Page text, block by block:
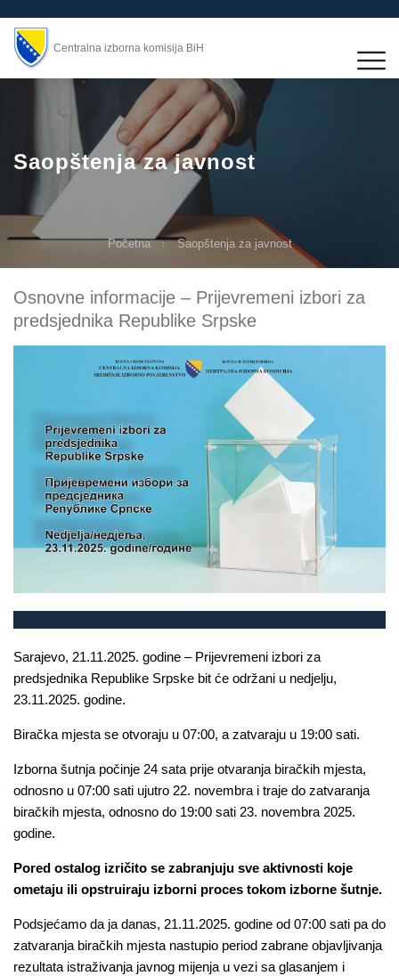
Centralna izborna komisija BiH
Saopštenja za javnost
Početna Saopštenja za javnost
Osnovne informacije – Prijevremeni izbori za
predsjednika Republike Srpske
Sarajevo, 21.11.2025. godine – Prijevremeni izbori za
predsjednika Republike Srpske bit će održani u nedjelju,
23.11.2025. godine.
Biračka mjesta se otvoraju u 07:00, a zatvaraju u 19:00 sati.
Izborna šutnja počinje 24 sata prije otvaranja biračkih mjesta,
odnosno u 07:00 sati ujutro 22. novembra i traje do zatvaranja
biračkih mjesta, odnosno do 19:00 sati 23. novembra 2025.
godine.
Pored ostalog izričito se zabranjuju sve aktivnosti koje
ometaju ili opstruiraju izborni proces tokom izborne šutnje.
Podsjećamo da ja danas, 21.11.2025. godine od 07:00 sati pa do
zatvaranja biračkih mjesta nastupio period zabrane objavljivanja
rezultata istraživanja javnog mijenja u vezi sa glasanjem i